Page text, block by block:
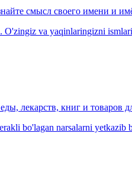
смысл своего имени и
va yaqinlaringizni
лекарств, книг и товаров
bo'lagan narsalarni yetkazib